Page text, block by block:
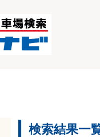
検索結果一